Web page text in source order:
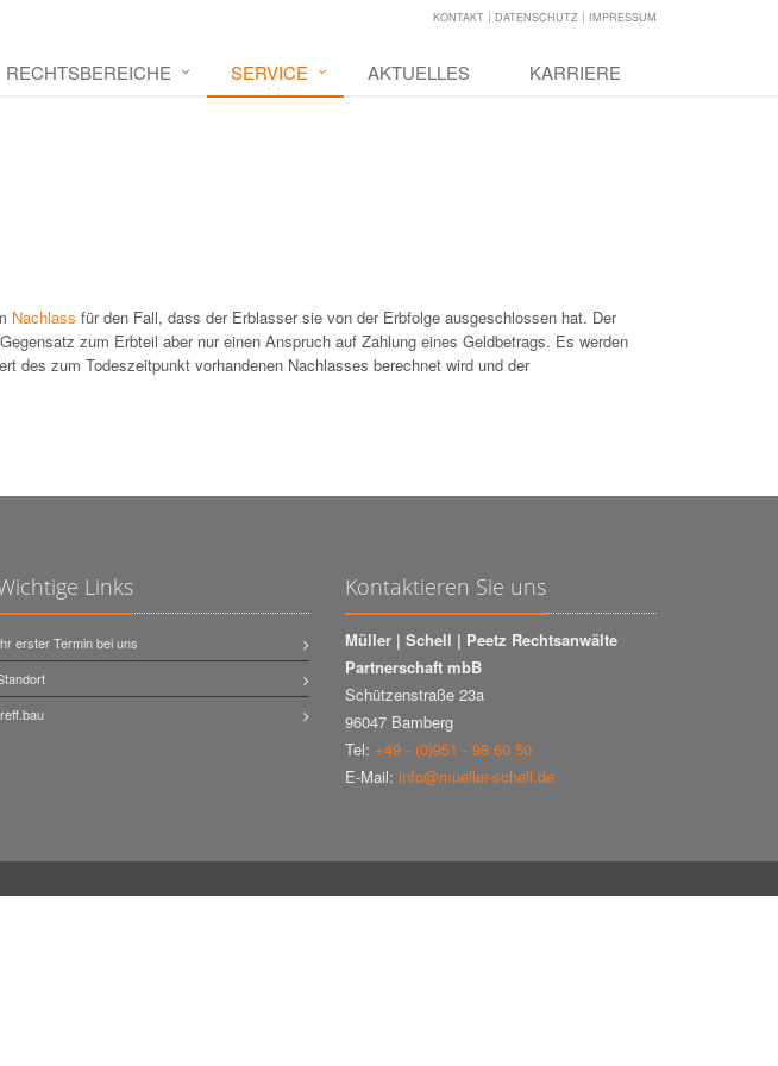
KONTAKT DATENSCHUTZ IMPRESSUM
RECHTSBEREICHE SERVICE AKTUELLES KARRIERE
Nachlass für den Fall, dass der Erblasser sie von der Erbfolge ausgeschlossen hat. Der
zum Erbteil aber nur einen Anspruch auf Zahlung eines Geldbetrags. Es werden
des zum Todeszeitpunkt vorhandenen Nachlasses berechnet wird und der
Links
erster Termin bei uns
Kontaktieren Sie uns
Müller | Schell | Peetz Rechtsanwälte
Partnerschaft mbB
Schützenstraße 23a
96047 Bamberg
Tel: +49 - (0)951 - 98 60 50
E-Mail: info@mueller-schell.de